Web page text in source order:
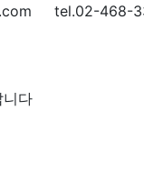
tel.02-468-
다